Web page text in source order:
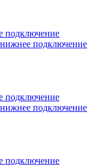
подключение
подключение